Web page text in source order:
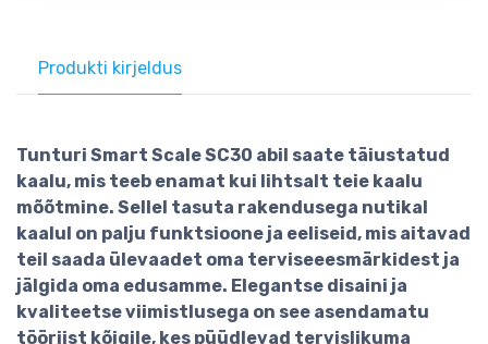
Produkti kirjeldus
Tunturi Smart Scale SC30 abil saate täiustatud
kaalu, mis teeb enamat kui lihtsalt teie kaalu
mõõtmine. Sellel tasuta rakendusega nutikal
kaalul on palju funktsioone ja eeliseid, mis aitavad
teil saada ülevaadet oma terviseeesmärkidest ja
jälgida oma edusamme. Elegantse disaini ja
kvaliteetse viimistlusega on see asendamatu
tööriist kõigile, kes püüdlevad tervislikuma